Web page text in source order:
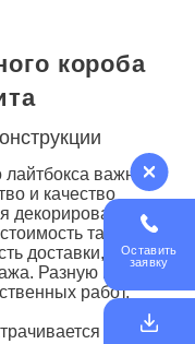
короба
лайтбокса важно
и качество
декорирования и
также
доставки,
Разную цену
работ.
Оставить
заявку